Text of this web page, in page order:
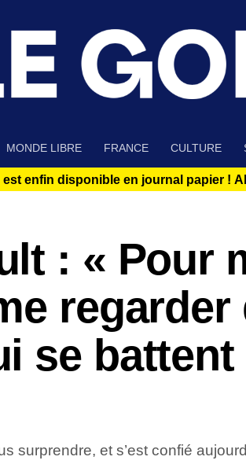
MONDE LIBRE FRANCE CULTURE
est enfin disponible en journal papier !
: « Pour
se
surprendre, et s’est confié